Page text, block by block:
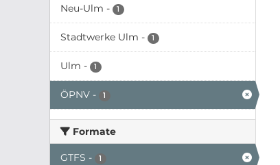
Neu-Ulm - 1
Stadtwerke Ulm - 1
Ulm - 1
ÖPNV - 1
Formate
GTFS - 1